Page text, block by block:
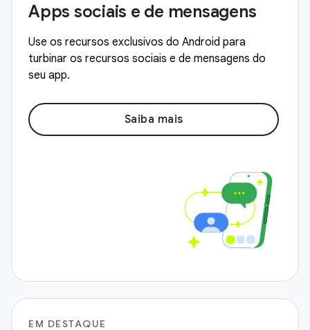
Apps sociais e de mensagens
Use os recursos exclusivos do Android para
turbinar os recursos sociais e de mensagens do
seu app.
Saiba mais
EM DESTAQUE